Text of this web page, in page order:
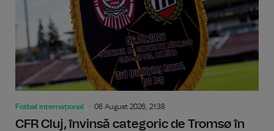
Fotbal internațional 06 August 2026, 21:38
CFR Cluj, învinsă categoric de Tromsø în